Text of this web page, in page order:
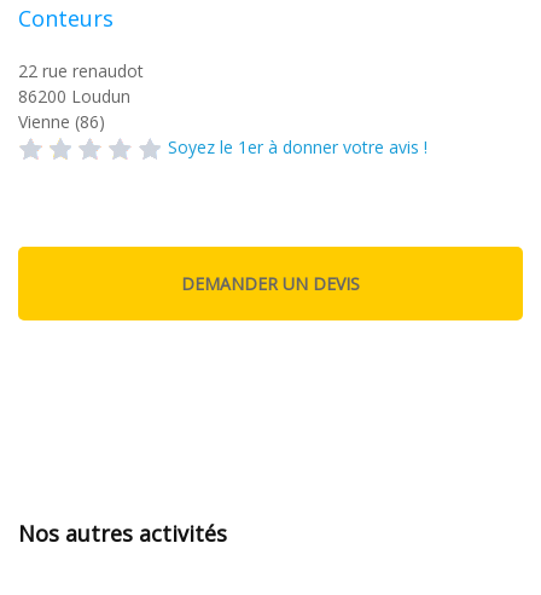
Conteurs
22 rue renaudot
86200 Loudun
Vienne (86)
Soyez le 1er à donner votre avis !
Nos autres activités